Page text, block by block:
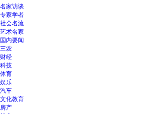
名家访谈
专家学者
社会名流
艺术名家
国内要闻
三农
财经
科技
体育
娱乐
汽车
文化教育
房产